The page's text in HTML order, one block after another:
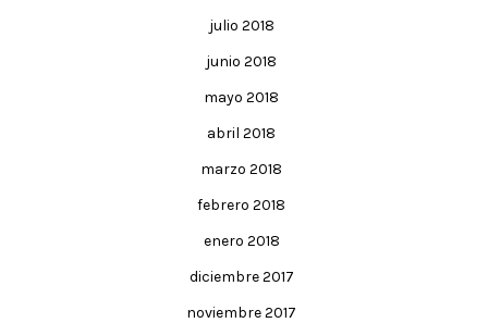
julio 2018
junio 2018
mayo 2018
abril 2018
marzo 2018
febrero 2018
enero 2018
diciembre 2017
noviembre 2017